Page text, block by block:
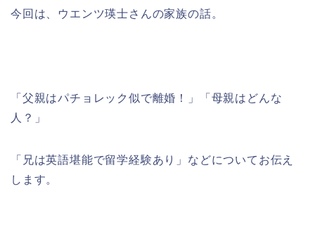
今回は、ウエンツ瑛士さんの家族の話。
「父親はパチョレック似で離婚！」「母親はどんな
人？」
「兄は英語堪能で留学経験あり」などについてお伝え
します。